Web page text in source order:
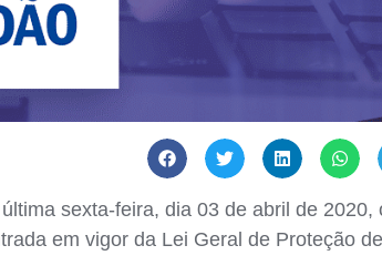
sexta-feira, dia 03 de abril de
em vigor da Lei Geral de Proteção